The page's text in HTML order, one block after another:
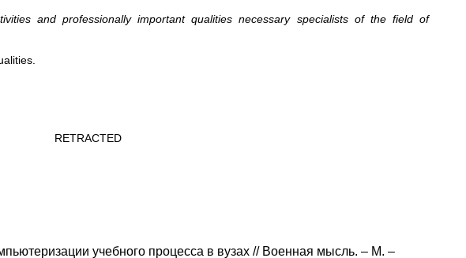
and professionally important qualities necessary specialists of the field of
RETRACTED
учебного процесса в вузах // Военная мысль. – М. –